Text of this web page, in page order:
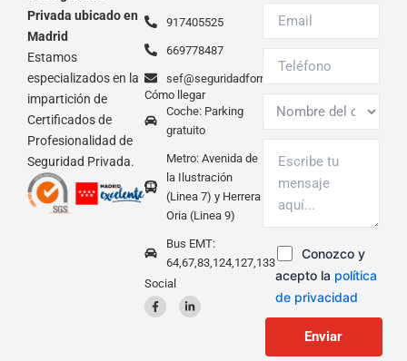
Privada ubicado en
Madrid
Estamos
especializados en la
impartición de
Certificados de
Profesionalidad de
Seguridad Privada.
917405525
669778487
sef@seguridadformacion.com
Cómo llegar
Coche: Parking
gratuito
Metro: Avenida de
la Ilustración
(Linea 7) y Herrera
Oria (Linea 9)
Bus EMT:
64,67,83,124,127,133
Social
F
a
c
L
i
n
Conozco y
acepto la política
de privacidad